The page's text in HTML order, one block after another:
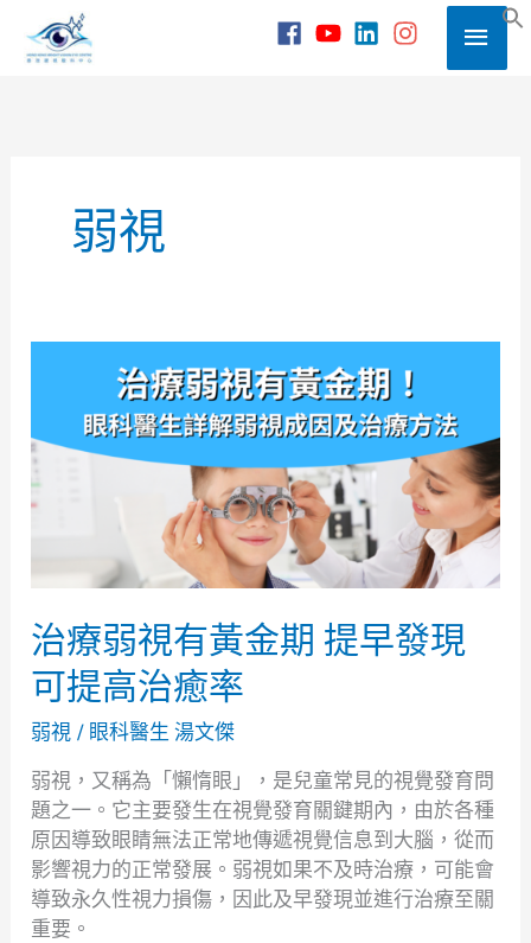
Main
弱視
治療弱視有黃金期 提早發現
可提高治癒率
弱視 / 眼科醫生 湯文傑
弱視，又稱為「懶惰眼」，是兒童常見的視覺發育問
題之一。它主要發生在視覺發育關鍵期內，由於各種
原因導致眼睛無法正常地傳遞視覺信息到大腦，從而
影響視力的正常發展。弱視如果不及時治療，可能會
導致永久性視力損傷，因此及早發現並進行治療至關
重要。
視
有
黃
早
發
現
提
高
治
癒
率